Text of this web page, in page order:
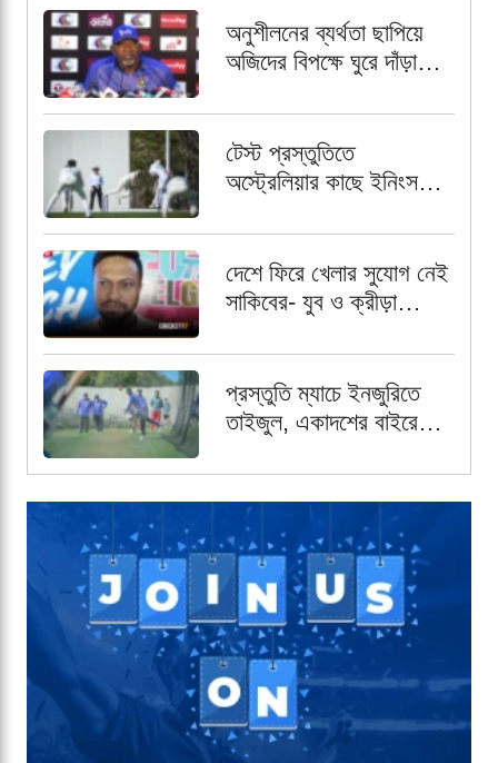
অনুশীলনের ব্যর্থতা ছাপিয়ে
অজিদের বিপক্ষে ঘুরে দাঁড়াতে
টেস্ট প্রস্তুতিতে
অস্ট্রেলিয়ার কাছে ইনিংস
দেশে ফিরে খেলার সুযোগ নেই
সাকিবের- যুব ও ক্রীড়া
প্রস্তুতি ম্যাচে ইনজুরিতে
তাইজুল, একাদশের বাইরে